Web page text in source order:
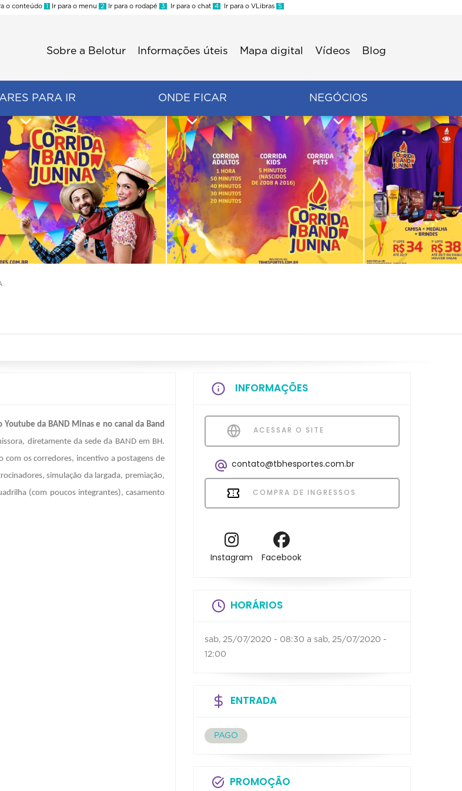
o conteúdo 1 Ir para o menu 2 Ir para o rodapé 3 Ir para o chat 4 Ir para o VLibras 5
Sobre a Belotur Informações úteis Mapa digital Vídeos Blog
PARA IR ONDE FICAR NEGÓCIOS
da BAND Minas e no canal da Band
diretamente da sede da BAND em BH.
com os corredores, incentivo a postagens de
simulação da largada, premiação,
(com poucos integrantes), casamento
INFORMAÇÕES
ACESSAR O SITE
contato@tbhesportes.com.br
COMPRA DE INGRESSOS
Instagram Facebook
HORÁRIOS
sab, 25/07/2020 - 08:30 a sab, 25/07/2020 -
12:00
ENTRADA
PAGO
PROMOÇÃO